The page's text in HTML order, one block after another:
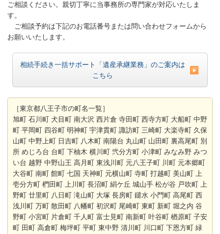
ご相談ください。親切丁寧に当事務所の専門家が対応いたしま
す。
ご相談予約は下記のお電話番号または問い合わせフォームから
お願いいたします。
相続手続き一括サポート「遺産承継業務」のご案内は
こちら
［東京都八王子市の町名一覧］
旭町 石川町 犬目町 南大沢 西片倉 寺田町 西寺方町 大船町 中野
町 平岡町 四谷町 明神町 宇津貫町 諏訪町 三崎町 大楽寺町 久保
山町 中野上町 日吉町 八木町 南陽台 丸山町 山田町 裏高尾町 別
所 めじろ台 台町 下柚木 横川町 弐分方町 小津町 みなみ野 みつ
い台 越野 中野山王 高月町 東浅川町 元八王子町 川町 元本郷町
大谷町 南町 館町 七国 天神町 元横山町 寺町 打越町 美山町 上
壱分方町 椚田町 上川町 長沼町 絹ケ丘 城山手 松が谷 戸吹町 上
野町 廿里町 八日町 滝山町 大塚 長房町 鑓水 小門町 高尾町 西
浅川町 万町 散田町 八幡町 初沢町 尾崎町 東町 新町 堀之内 谷
野町 小宮町 片倉町 千人町 富士見町 南新町 叶谷町 楢原町 子安
町 田町 高倉町 梅坪町 平町 東中野 清川町 川口町 下恩方町 緑